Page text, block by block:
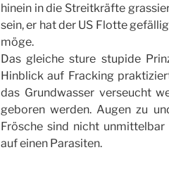
hinein in die Streitkräfte
sein, er hat der US Flotte
möge.
Das gleiche sture stupide
Hinblick auf Fracking
das Grundwasser verseucht
geboren werden. Augen zu
Frösche sind nicht unmittelbar
auf einen Parasiten.